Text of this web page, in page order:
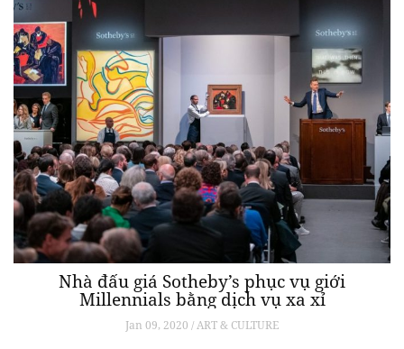
Nhà đấu giá Sotheby’s phục vụ giới
Millennials bằng dịch vụ xa xỉ
Jan 09, 2020 / ART & CULTURE